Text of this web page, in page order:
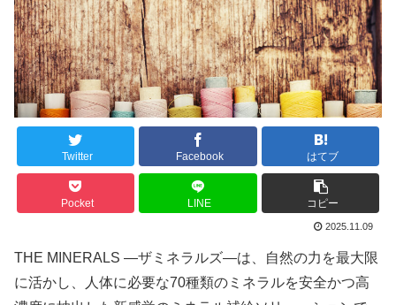
Twitter Facebook はてブ
Pocket LINE コピー
2025.11.09
THE MINERALS ―ザミネラルズ―は、自然の力を最大限
に活かし、人体に必要な70種類のミネラルを安全かつ高